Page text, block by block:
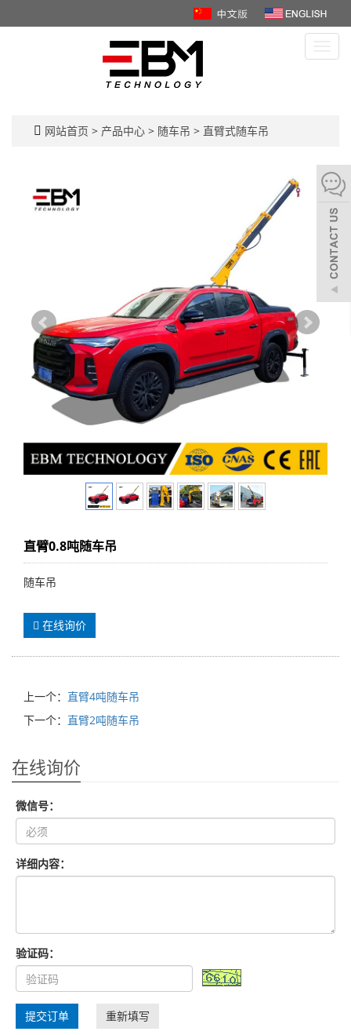
网站首页 > 产品中心 > 随车吊 > 直臂式随车吊
直臂0.8吨随车吊
随车吊
在线询价
上一个： 直臂4吨随车吊
下一个： 直臂2吨随车吊
在线询价
微信号：
详细内容：
验证码：
提交订单 重新填写